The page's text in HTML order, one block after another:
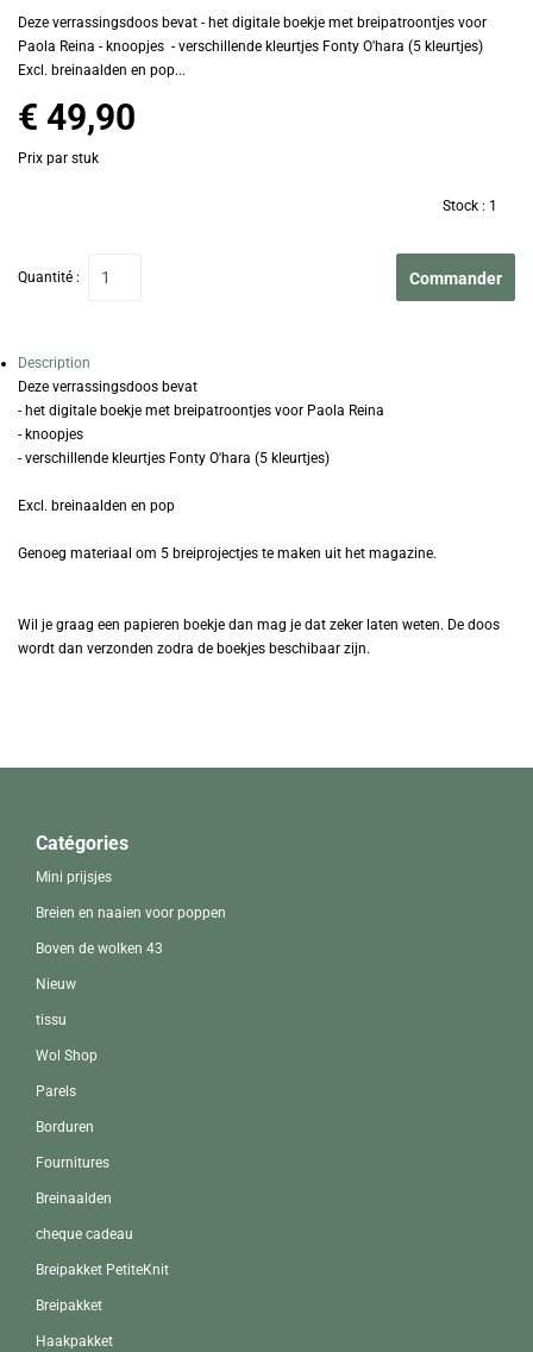
Deze verrassingsdoos bevat - het digitale boekje met breipatroontjes voor
Paola Reina - knoopjes - verschillende kleurtjes Fonty O'hara (5 kleurtjes)
Excl. breinaalden en pop...
€ 49,90
Prix par stuk
Stock : 1
Quantité : Commander
Description
Deze verrassingsdoos bevat
- het digitale boekje met breipatroontjes voor Paola Reina
- knoopjes
- verschillende kleurtjes Fonty O'hara (5 kleurtjes)
Excl. breinaalden en pop
Genoeg materiaal om 5 breiprojectjes te maken uit het magazine.
Wil je graag een papieren boekje dan mag je dat zeker laten weten. De doos
wordt dan verzonden zodra de boekjes beschibaar zijn.
Catégories
Mini prijsjes
Breien en naaien voor poppen
Boven de wolken 43
Nieuw
tissu
Wol Shop
Parels
Borduren
Fournitures
Breinaalden
cheque cadeau
Breipakket PetiteKnit
Breipakket
Haakpakket